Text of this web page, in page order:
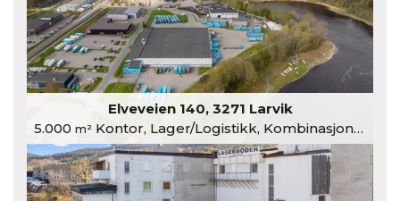
Elveveien 140, 3271 Larvik
5.000 m²Kontor, Lager/Logistikk, Kombinasjonslokaler